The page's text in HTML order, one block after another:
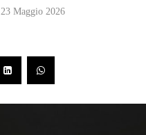
23 Maggio 2026